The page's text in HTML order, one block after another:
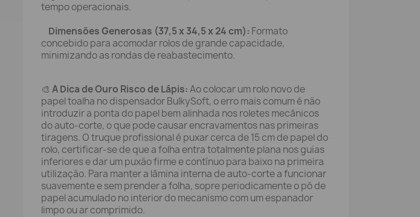
tempo operacionais.
Dimensões Generosas (37,5 x 34,5 x 24 cm): Formato
concebido para acomodar rolos de grande capacidade,
minimizando as rondas de reabastecimento.
🎨 A Dica de Ouro Risco de Lápis:Ao colocar um rolo novo de
papel toalha no dispensador BulkySoft, o erro mais comum é não
introduzir a ponta do papel bem alinhada nos roletes mecânicos
do auto-corte, o que pode causar encravamentos nas primeiras
tiragens. O truque profissional é puxar cerca de 15 cm de papel do
rolo, certificar-se de que a folha entra totalmente plana nos guias
inferiores e dar um puxão firme e contínuo para baixo na primeira
utilização. Para manter a lâmina interna de auto-corte a funcionar
suavemente e sem prender a folha, sopre periodicamente o pó de
papel acumulado no interior do mecanismo com um espanador
limpo ou ar comprimido.